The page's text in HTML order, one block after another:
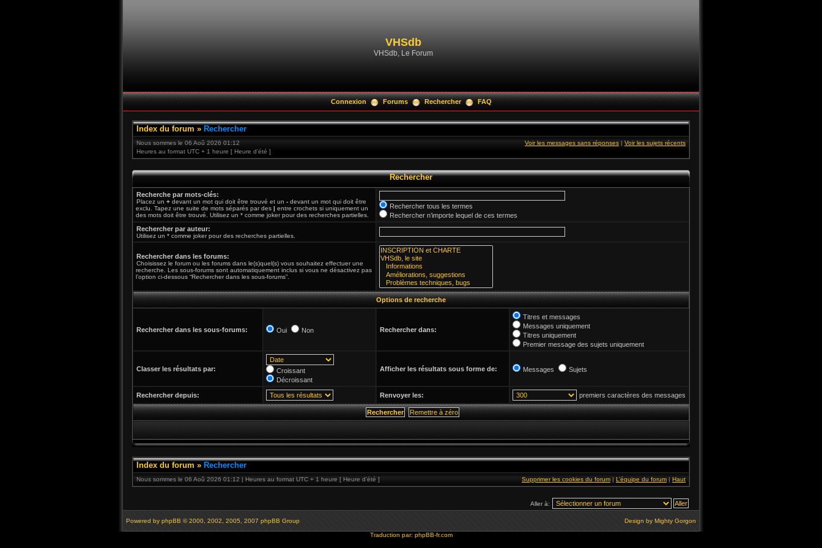
VHSdb
VHSdb, Le Forum
Connexion Forums Rechercher FAQ
Index du forum » Rechercher
Nous sommes le 06 Aoû 2026 01:12
Heures au format UTC + 1 heure [ Heure d’été ]
Voir les messages sans réponses | Voir les sujets récents
Rechercher
Recherche par mots-clés:
Placez un + devant un mot qui doit être trouvé et un - devant un mot qui doit être
exclu. Tapez une suite de mots séparés par des | entre crochets si uniquement un
des mots doit être trouvé. Utilisez un * comme joker pour des recherches partielles.
Rechercher tous les termes
Rechercher n’importe lequel de ces termes
Rechercher par auteur:
Utilisez un * comme joker pour des recherches partielles.
Rechercher dans les forums:
Choisissez le forum ou les forums dans le(s)quel(s) vous souhaitez effectuer une
recherche. Les sous-forums sont automatiquement inclus si vous ne désactivez pas
l’option ci-dessous “Rechercher dans les sous-forums”.
Options de recherche
Rechercher dans les sous-forums: Oui Non Rechercher dans:
Titres et messages
Messages uniquement
Titres uniquement
Premier message des sujets uniquement
Classer les résultats par:
Croissant
Décroissant
Afficher les résultats sous forme de: Messages Sujets
Rechercher depuis: Renvoyer les: premiers caractères des messages
Index du forum » Rechercher
Nous sommes le 06 Aoû 2026 01:12 | Heures au format UTC + 1 heure [ Heure d’été ] Supprimer les cookies du forum | L’équipe du forum | Haut
Aller à:
Powered by phpBB © 2000, 2002, 2005, 2007 phpBB Group Design by Mighty Gorgon
Traduction par: phpBB-fr.com